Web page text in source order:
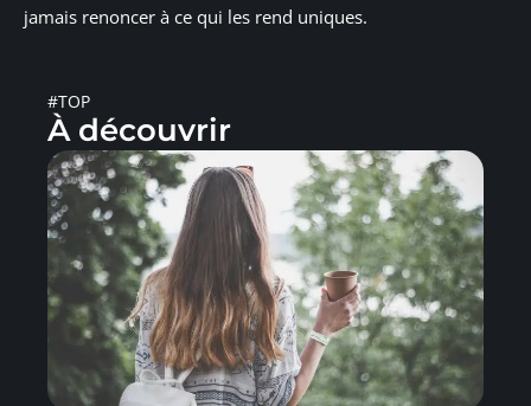
jamais renoncer à ce qui les rend uniques.
#TOP
À découvrir